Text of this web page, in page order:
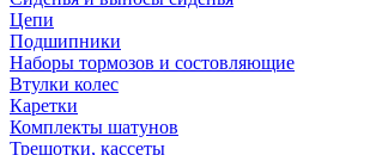
Цепи
Подшипники
Наборы тормозов и состовляющие
Втулки колес
Каретки
Комплекты шатунов
Трещотки, кассеты